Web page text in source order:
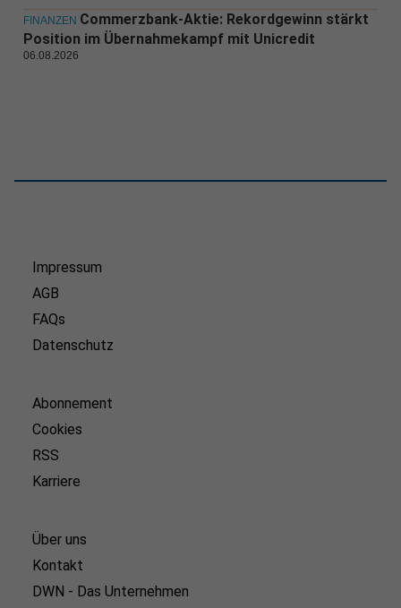
FINANZEN Commerzbank-Aktie: Rekordgewinn stärkt
Position im Übernahmekampf mit Unicredit
06.08.2026
Impressum
AGB
FAQs
Datenschutz
Abonnement
Cookies
RSS
Karriere
Über uns
Kontakt
DWN - Das Unternehmen